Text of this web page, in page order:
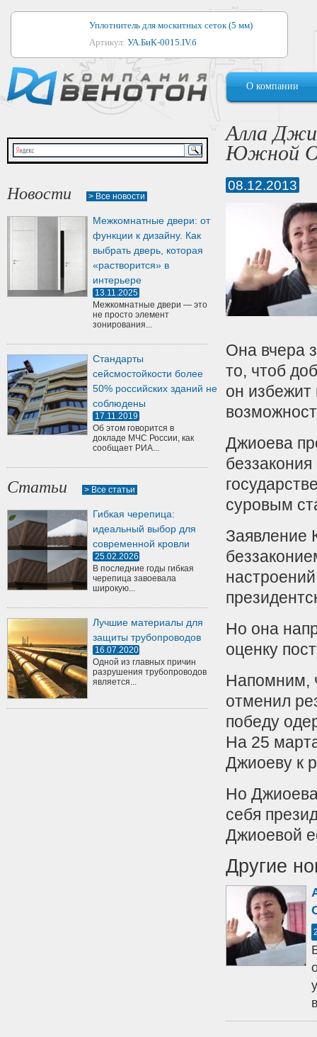
Уплотнитель для москитных сеток (5 мм)
Артикул: УА.БиК-0015.IV.б
Уплотнитель для алюминиевых окон
Артикул:1044
Уплотнитель для деревянных окон
Артикул:УМ.БиК-0062.IV.б
Уплотнитель лоджиевый для (4, 5, 6 мм)
Артикул:
О компании
Новости > Все новости
Межкомнатные двери: от
функции к дизайну. Как
выбрать дверь, которая
«растворится» в
интерьере
13.11.2025
Межкомнатные двери — это
не просто элемент
зонирования...
Стандарты
сейсмостойкости более
50% российских зданий не
соблюдены
17.11.2019
Об этом говорится в
докладе МЧС России, как
сообщает РИА...
Статьи > Все статьи
Гибкая черепица:
идеальный выбор для
современной кровли
25.02.2026
В последние годы гибкая
черепица завоевала
широкую...
Лучшие материалы для
защиты трубопроводов
16.07.2020
Одной из главных причин
разрушения трубопроводов
является...
Алла
Южной
08.12.2013
Она вчера
то, чтоб
он
Джиоева
суровым
Заявление
Но она
оценку
Напомним,
отменил
победу
На 25
Джиоеву к
Но
себя
Джиоевой
Другие